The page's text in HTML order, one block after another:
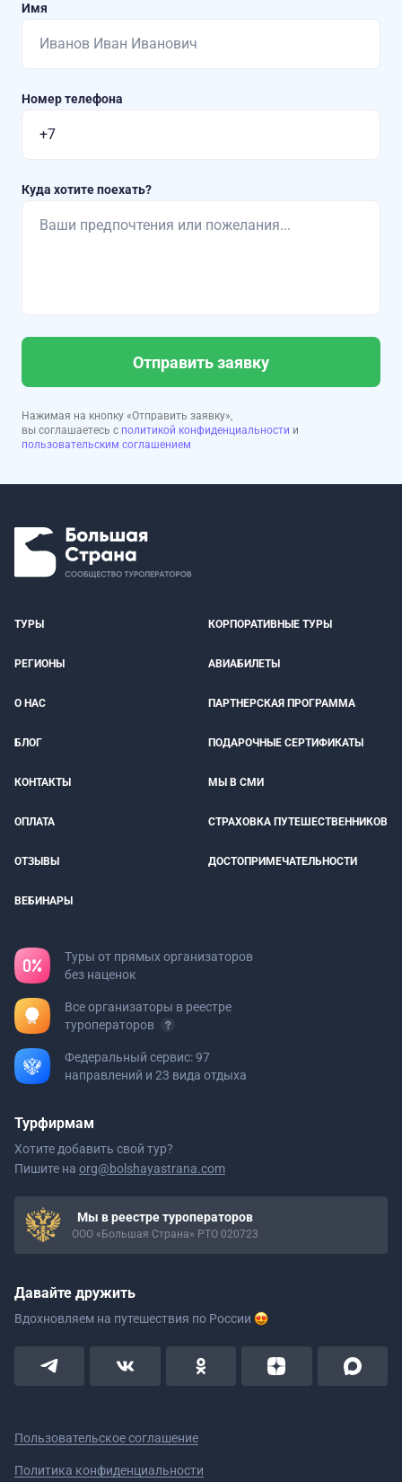
Имя
Номер телефона
Куда хотите поехать?
Отправить заявку
Нажимая на кнопку «Отправить заявку»,
вы соглашаетесь с политикой конфиденциальности и
пользовательским соглашением
ТУРЫ КОРПОРАТИВНЫЕ ТУРЫ
РЕГИОНЫ АВИАБИЛЕТЫ
О НАС ПАРТНЕРСКАЯ ПРОГРАММА
БЛОГ ПОДАРОЧНЫЕ СЕРТИФИКАТЫ
КОНТАКТЫ МЫ В СМИ
ОПЛАТА СТРАХОВКА ПУТЕШЕСТВЕННИКОВ
ОТЗЫВЫ ДОСТОПРИМЕЧАТЕЛЬНОСТИ
ВЕБИНАРЫ
Туры от прямых организаторов
без наценок
Все организаторы в реестре
туроператоров
Федеральный сервис: 97
направлений и 23 вида отдыха
Турфирмам
Хотите добавить свой тур?
Пишите на org@bolshayastrana.com
Мы в реестре туроператоров
ООО «Большая Страна» РТО 020723
Давайте дружить
Вдохновляем на путешествия по России
Пользовательское соглашение
Политика конфиденциальности